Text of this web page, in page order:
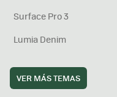
Surface Pro 3
Lumia Denim
VER MÁS TEMAS